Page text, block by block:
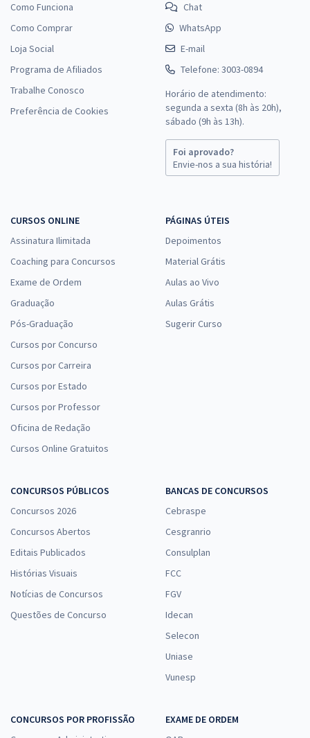
TCE RN - Tribunal de Contas do Estado do Rio Grande do Norte -
Conhecimentos Específicos para o Cargo de Auditor de Controle
à vista
R$32,66
Como Funciona
Como Comprar
Loja Social
Programa de Afiliados
Trabalhe Conosco
Preferência de Cookies
Chat
WhatsApp
E-mail
Telefone: 3003-0894
Horário de atendimento:
segunda a sexta (8h às 20h),
sábado (9h às 13h).
Foi aprovado?
Envie-nos a sua história!
CURSOS ONLINE
Assinatura Ilimitada
Coaching para Concursos
Exame de Ordem
Graduação
Pós-Graduação
Cursos por Concurso
Cursos por Carreira
Cursos por Estado
Cursos por Professor
Oficina de Redação
Cursos Online Gratuitos
PÁGINAS ÚTEIS
Depoimentos
Material Grátis
Aulas ao Vivo
Aulas Grátis
Sugerir Curso
CONCURSOS PÚBLICOS
Concursos 2026
Concursos Abertos
Editais Publicados
Histórias Visuais
Notícias de Concursos
Questões de Concurso
BANCAS DE CONCURSOS
Cebraspe
Cesgranrio
Consulplan
FCC
FGV
Idecan
Selecon
Uniase
Vunesp
CONCURSOS POR PROFISSÃO
EXAME DE ORDEM